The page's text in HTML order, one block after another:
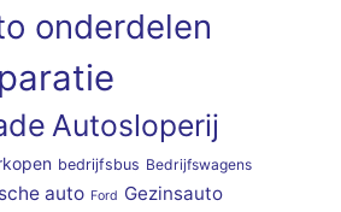
onderdelen
Autosloperij
bedrijfsbus Bedrijfswagens
auto Ford Gezinsauto